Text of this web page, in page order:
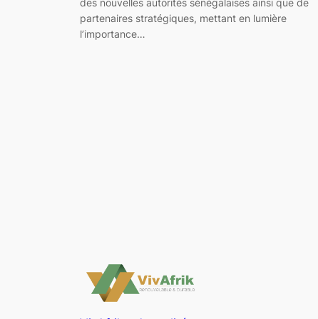
partenaires stratégiques, mettant en lumière
l’importance…